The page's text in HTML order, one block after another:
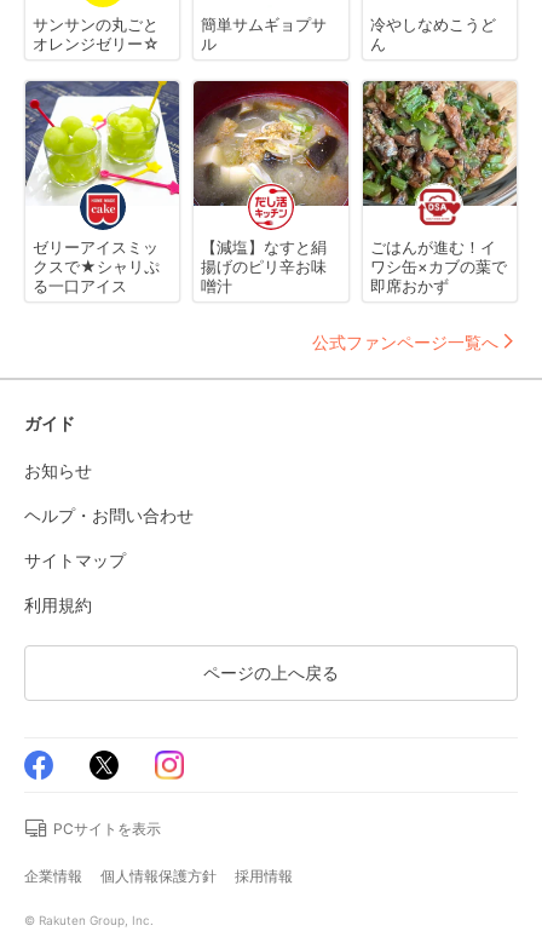
サンサンの丸ごと
オレンジゼリー☆
簡単サムギョプサ
ル
冷やしなめこうど
ん
ゼリーアイスミッ
クスで★シャリぷ
る一口アイス
【減塩】なすと絹
揚げのピリ辛お味
噌汁
ごはんが進む！イ
ワシ缶×カブの葉で
即席おかず
公式ファンページ一覧へ
ガイド
お知らせ
ヘルプ・お問い合わせ
サイトマップ
利用規約
ページの上へ戻る
PCサイトを表示
企業情報 個人情報保護方針 採用情報
© Rakuten Group, Inc.